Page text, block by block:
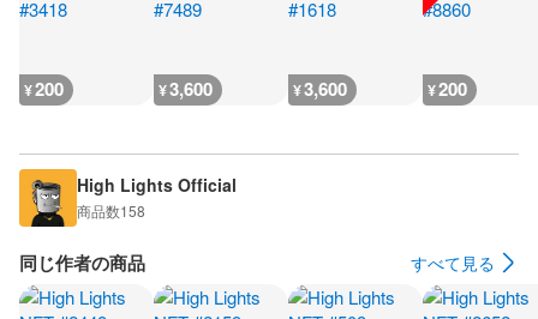
¥200 ¥3,600 ¥3,600 ¥200
High Lights Official
商品数158
同じ作者の商品 すべて見る